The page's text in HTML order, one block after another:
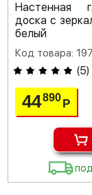
Настенная
доска с
белый
Код товара:
(5)
44890Р